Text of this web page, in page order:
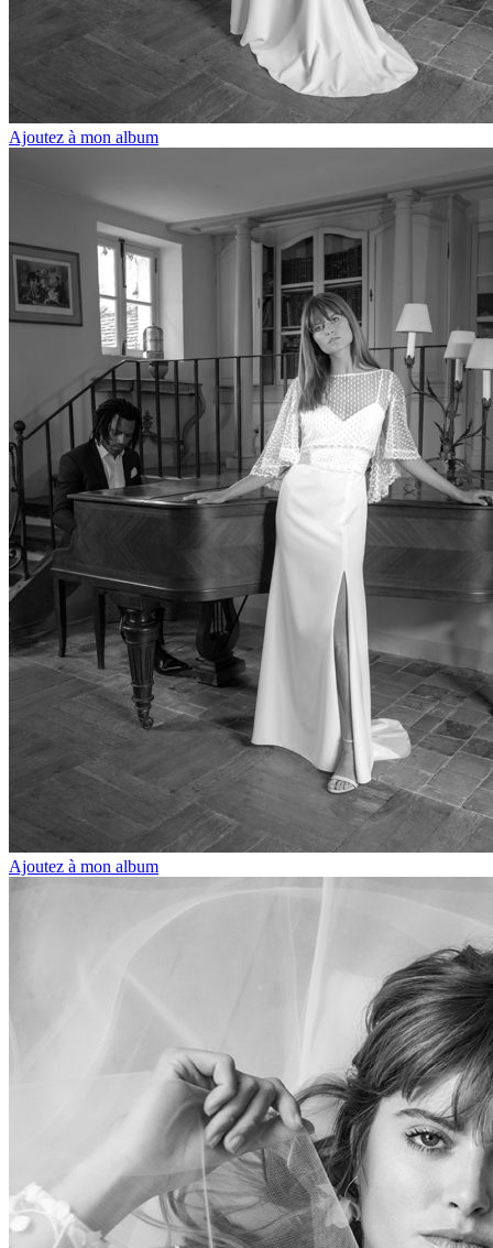
Ajoutez à mon album
Ajoutez à mon album